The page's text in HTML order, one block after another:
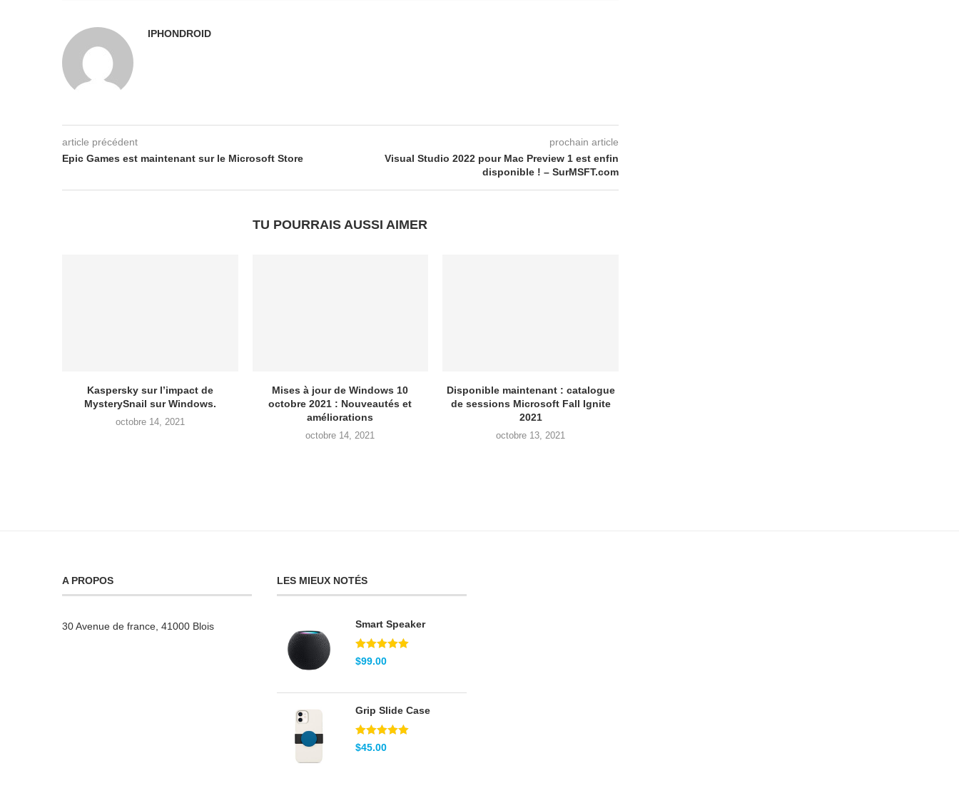
IPHONDROID
article précédent
Epic Games est maintenant sur le Microsoft Store
prochain article
Visual Studio 2022 pour Mac Preview 1 est enfin
disponible ! – SurMSFT.com
TU POURRAIS AUSSI AIMER
Kaspersky sur l’impact de
MysterySnail sur Windows.
octobre 14, 2021
Mises à jour de Windows 10
octobre 2021 : Nouveautés et
améliorations
octobre 14, 2021
Disponible maintenant : catalogue
de sessions Microsoft Fall Ignite
2021
octobre 13, 2021
A PROPOS
30 Avenue de france, 41000 Blois
LES MIEUX NOTÉS
Smart Speaker
Note5.00
sur 5
$99.00
Grip Slide Case
Note5.00
sur 5
$45.00